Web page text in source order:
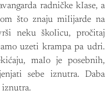
radničke kIase, a
što znaju miIijarde na
neku škoIicu, pročitaj
uzeti krampa pa udri.
maIo je posebnih,
sebe iznutra. Daba
iznutra.